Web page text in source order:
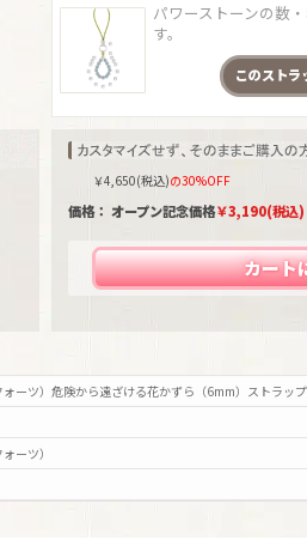
パワーストーンの数
す。
このストラ
￥4,650(税込)の30%OFF
価格： オープン記念価格￥3,190(税込)
カート
ーツ）危険から遠ざける花かずら（6mm）ストラップ
ーツ）